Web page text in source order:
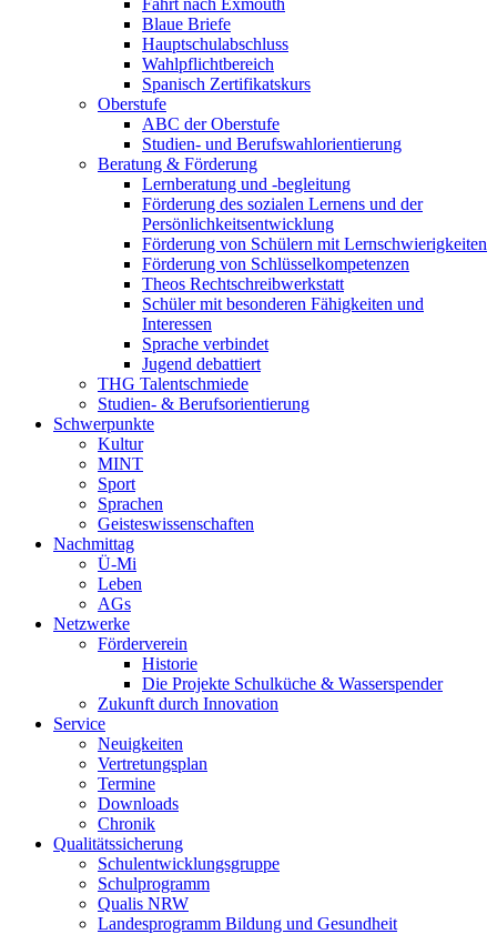
Fahrt nach Exmouth
Blaue Briefe
Hauptschulabschluss
Wahlpflichtbereich
Spanisch Zertifikatskurs
Oberstufe
ABC der Oberstufe
Studien- und Berufswahlorientierung
Beratung & Förderung
Lernberatung und -begleitung
Förderung des sozialen Lernens und der
Persönlichkeitsentwicklung
Förderung von Schülern mit Lernschwierigkeiten
Förderung von Schlüsselkompetenzen
Theos Rechtschreibwerkstatt
Schüler mit besonderen Fähigkeiten und
Interessen
Sprache verbindet
Jugend debattiert
THG Talentschmiede
Studien- & Berufsorientierung
Schwerpunkte
Kultur
MINT
Sport
Sprachen
Geisteswissenschaften
Nachmittag
Ü-Mi
Leben
AGs
Netzwerke
Förderverein
Historie
Die Projekte Schulküche & Wasserspender
Zukunft durch Innovation
Service
Neuigkeiten
Vertretungsplan
Termine
Downloads
Chronik
Qualitätssicherung
Schulentwicklungsgruppe
Schulprogramm
Qualis NRW
Landesprogramm Bildung und Gesundheit